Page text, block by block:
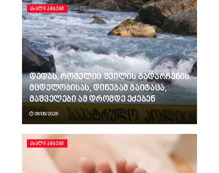
ᲐᲮᲐᲚᲘ ᲐᲛᲑᲔᲑᲘ
დედას, რომელიც შვილის გადარჩენის
მცდელობისას, დინებამ გაიტაცა,
მაშველები ამ დრომდე ეძებენ
08/06/2026
ᲐᲮᲐᲚᲘ ᲐᲛᲑᲔᲑᲘ